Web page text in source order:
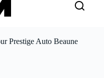
Prestige Auto Beaune